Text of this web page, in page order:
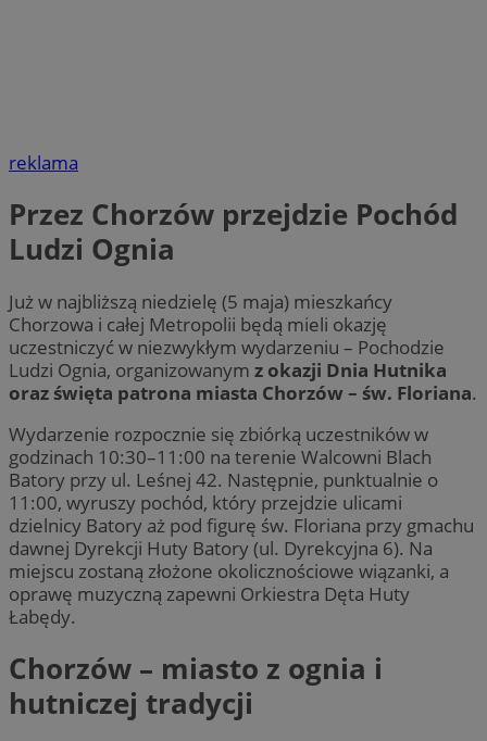
reklama
Przez Chorzów przejdzie Pochód
Ludzi Ognia
Już w najbliższą niedzielę (5 maja) mieszkańcy
Chorzowa i całej Metropolii będą mieli okazję
uczestniczyć w niezwykłym wydarzeniu – Pochodzie
Ludzi Ognia, organizowanym z okazji Dnia Hutnika
oraz święta patrona miasta Chorzów – św. Floriana.
Wydarzenie rozpocznie się zbiórką uczestników w
godzinach 10:30–11:00 na terenie Walcowni Blach
Batory przy ul. Leśnej 42. Następnie, punktualnie o
11:00, wyruszy pochód, który przejdzie ulicami
dzielnicy Batory aż pod figurę św. Floriana przy gmachu
dawnej Dyrekcji Huty Batory (ul. Dyrekcyjna 6). Na
miejscu zostaną złożone okolicznościowe wiązanki, a
oprawę muzyczną zapewni Orkiestra Dęta Huty
Łabędy.
Chorzów – miasto z ognia i
hutniczej tradycji